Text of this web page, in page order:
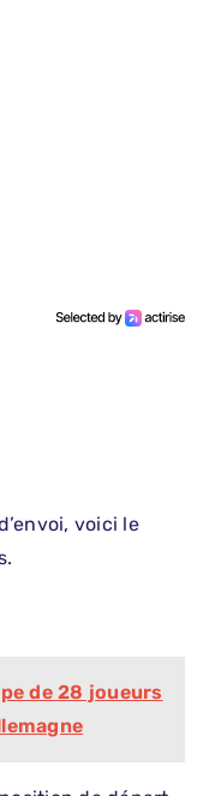
voici le
de 28 joueurs